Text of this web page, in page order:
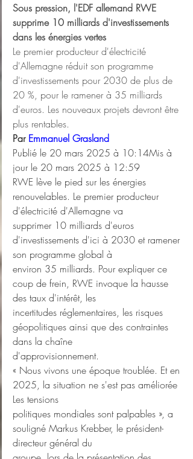
Sous pression, l'EDF allemand RWE
supprime 10 milliards d'investissements
dans les énergies vertes
Le premier producteur d'électricité
d'Allemagne réduit son programme
d'investissements pour 2030 de plus de
20 %, pour le ramener à 35 milliards
d'euros. Les nouveaux projets devront être
plus rentables.
Par Emmanuel Grasland
Publié le 20 mars 2025 à 10:14Mis à
jour le 20 mars 2025 à 12:59
RWE lève le pied sur les énergies
renouvelables. Le premier producteur
d'électricité d'Allemagne va
supprimer 10 milliards d'euros
d'investissements d'ici à 2030 et ramener
son programme global à
environ 35 milliards. Pour expliquer ce
coup de frein, RWE invoque la hausse
des taux d'intérêt, les
incertitudes réglementaires, les risques
géopolitiques ainsi que des contraintes
dans la chaîne
d'approvisionnement.
« Nous vivons une époque troublée. Et en
2025, la situation ne s'est pas améliorée
Les tensions
politiques mondiales sont palpables », a
souligné Markus Krebber, le président-
directeur général du